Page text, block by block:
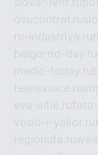
ovucontrol.ru
ru-industriya.ru
belgorod-day.ru
medic-today.ru
teensvoice.ru
eva-elfie.ru
veslo-i-yakor.ru
regionufa.ru